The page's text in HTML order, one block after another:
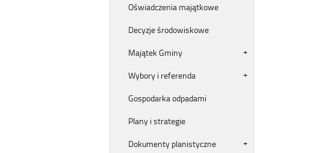
Oświadczenia majątkowe
Decyzje środowiskowe
Majątek Gminy
Wybory i referenda
Gospodarka odpadami
Plany i strategie
Dokumenty planistyczne